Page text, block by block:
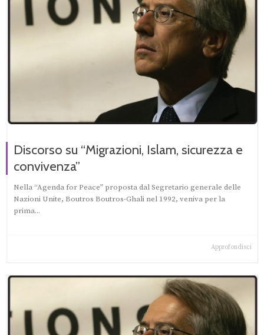
Discorso su “Migrazioni, Islam, sicurezza e
convivenza”
Nella “Agenda for Peace” proposta dal Segretario generale delle
Nazioni Unite, Boutros Boutros-Ghali nel 1992, veniva per la
prima...
Approfondisci